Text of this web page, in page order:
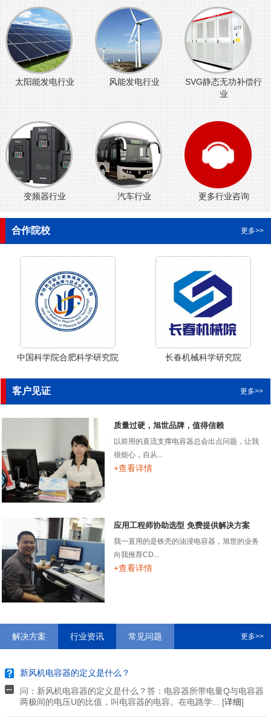
太阳能发电行业 风能发电行业
SVG静态无功补偿行
业
变频器行业 汽车行业 更多行业咨询
合作院校 更多>>
中国科学院合肥科学研究院 长春机械科学研究院
客户见证 更多>>
质量过硬，旭世品牌，值得信赖
以前用的直流支撑电容器总会出点问题，让我
很烦心，自从...
+查看详情
应用工程师协助选型 免费提供解决方案
我一直用的是铁壳的油浸电容器，旭世的业务
向我推荐CD...
+查看详情
解决方案 行业资讯 常见问题 更多>>
新风机电容器的定义是什么？
问：新风机电容器的定义是什么？答：电容器所带电量Q与电容器
两极间的电压U的比值，叫电容器的电容。在电路学... [详细]